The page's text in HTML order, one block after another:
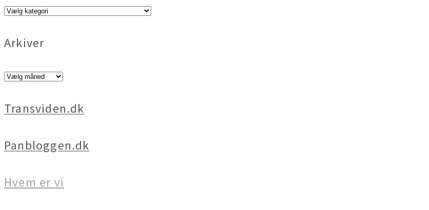
Vælg
Arkiver
Arkiver
Transviden.dk
Panbloggen.dk
Hvem er vi